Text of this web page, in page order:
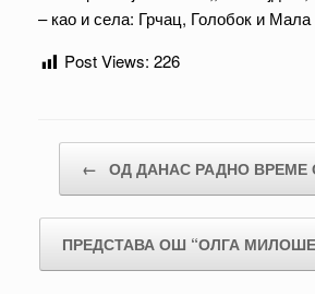
– као и села: Грчац, Голобок и
Post Views: 226
← ОД ДАНАС РАДНО ВРЕМЕ
ПРЕДСТАВА ОШ “ОЛГА